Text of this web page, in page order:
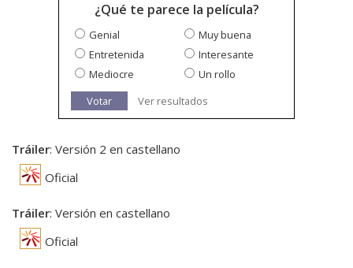
¿Qué te parece la película?
Genial
Muy buena
Entretenida
Interesante
Mediocre
Un rollo
Votar
Ver resultados
Tráiler: Versión 2 en castellano
Oficial
Tráiler: Versión en castellano
Oficial